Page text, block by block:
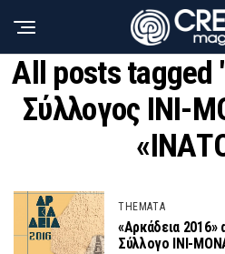
All posts tagged
Σύλλογος ΙΝΙ-
THEMATA
«Αρκάδεια 2016»
Σύλλογο ΙΝΙ-